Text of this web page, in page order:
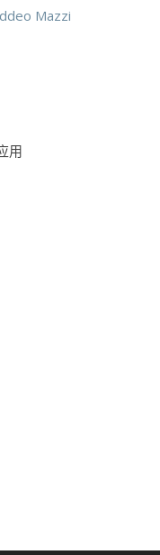
Mazzi
用